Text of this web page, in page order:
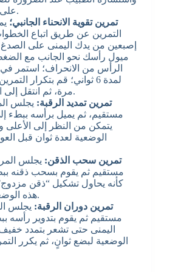
على أفضل النتائج.
تمرين تقوية الانحناء الجانبي؛
التمرين عن طريق اتباع
إصبعين من يدك اليمنى على الصدغ
ميول رأسك نحو الجانب مع
الرأس من الانحراف؛ استمر
مرة، ثم انتقل إلى الجانب الأيسر.
تمرين تمديد الرقبة: يجلس
مستقيم، ثم يميل برأسه ببطء
يتمكن من النظر إلى الأعلى
الوضعية لعدة ثوان قبل
تمرين سحب الذقن: يجلس
مستقيم ثم يقوم بسحب ذقنه
كأنه يحاول تشكيل “ذقن
هذه الوضعية لعدة ثوانٍ.
تمرين دوران الرقبة: يجلس
مستقيم ثم يقوم بتدوير رأسه
اليمنى حتى تشعر بتمدد
الوضعية لبضع ثوانٍ، ثم يكرر